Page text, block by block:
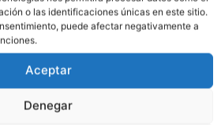
o las identificaciones únicas en este sitio.
puede afectar negativamente a
Aceptar
Denegar
LA
TIENDA
:)
B